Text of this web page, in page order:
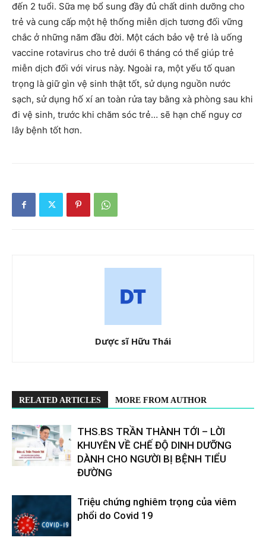
đến 2 tuổi. Sữa mẹ bổ sung đầy đủ chất dinh dưỡng cho
trẻ và cung cấp một hệ thống miễn dịch tương đối vững
chắc ở những năm đầu đời. Một cách bảo vệ trẻ là uống
vaccine rotavirus cho trẻ dưới 6 tháng có thể giúp trẻ
miễn dịch đối với virus này. Ngoài ra, một yếu tố quan
trọng là giữ gìn vệ sinh thật tốt, sử dụng nguồn nước
sạch, sử dụng hố xí an toàn rửa tay bằng xà phòng sau khi
đi vệ sinh, trước khi chăm sóc trẻ… sẽ hạn chế nguy cơ
lây bệnh tốt hơn.
Dược sĩ Hữu Thái
RELATED ARTICLES MORE FROM AUTHOR
THS.BS TRẦN THÀNH TỚI – LỜI
KHUYÊN VỀ CHẾ ĐỘ DINH DƯỠNG
DÀNH CHO NGƯỜI BỊ BỆNH TIỂU
ĐƯỜNG
Triệu chứng nghiêm trọng của viêm
phổi do Covid 19